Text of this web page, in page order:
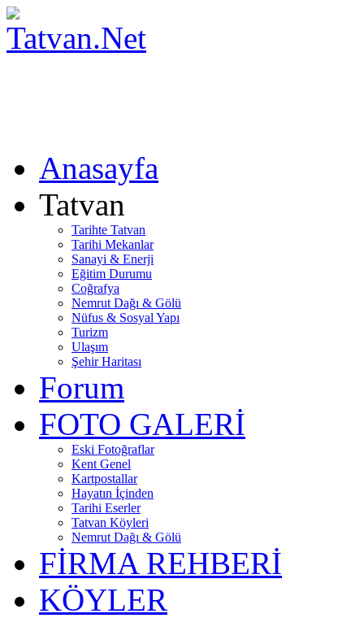
Anasayfa
Tatvan
Tarihte Tatvan
Tarihi Mekanlar
Sanayi & Enerji
Eğitim Durumu
Coğrafya
Nemrut Dağı & Gölü
Nüfus & Sosyal Yapı
Turizm
Ulaşım
Şehir Haritası
Forum
FOTO GALERİ
Eski Fotoğraflar
Kent Genel
Kartpostallar
Hayatın İçinden
Tarihi Eserler
Tatvan Köyleri
Nemrut Dağı & Gölü
FİRMA REHBERİ
KÖYLER